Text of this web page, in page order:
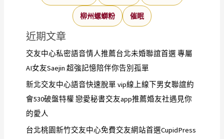
柳州螺螄粉 催眠
近期文章
交友中心私密語音情人推薦台北未婚聯誼首選 專屬
AI女友Saejin 超強記憶陪伴你告別孤單
新北交友中心語音快速脫單 vip線上線下男女聯誼約
會530破盤特權 戀愛秘書交友app推薦婚友社遇見你
的愛人
台北桃園新竹交友中心免費交友網站首選CupidPress